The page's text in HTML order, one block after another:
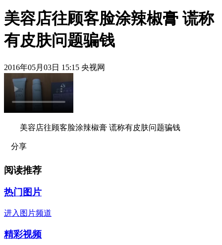
美容店往顾客脸涂辣椒膏 谎称
有皮肤问题骗钱
2016年05月03日 15:15 央视网
美容店往顾客脸涂辣椒膏 谎称有皮肤问题骗钱
分享
阅读推荐
热门图片
进入图片频道
精彩视频